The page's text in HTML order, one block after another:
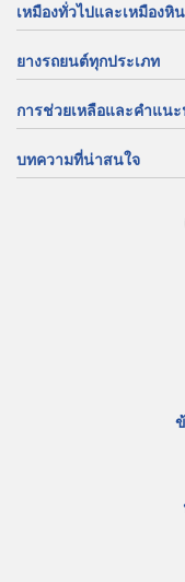
เหมืองทั่วไปและเหมืองหิน
ยางรถยนต์ทุกประเภท
การช่วยเหลือและคำแน
บทความที่น่าสนใจ